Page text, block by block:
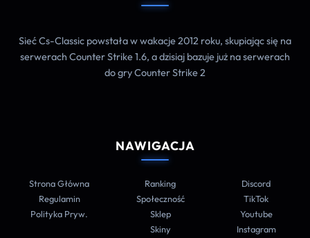
Sieć Cs-Classic powstała w wakacje 2012 roku, skupiając się na
serwerach Counter Strike 1.6, a dzisiaj bazuje już na serwerach
do gry Counter Strike 2
NAWIGACJA
Strona Główna
Regulamin
Polityka Pryw.
Ranking
Społeczność
Sklep
Skiny
Discord
TikTok
Youtube
Instagram